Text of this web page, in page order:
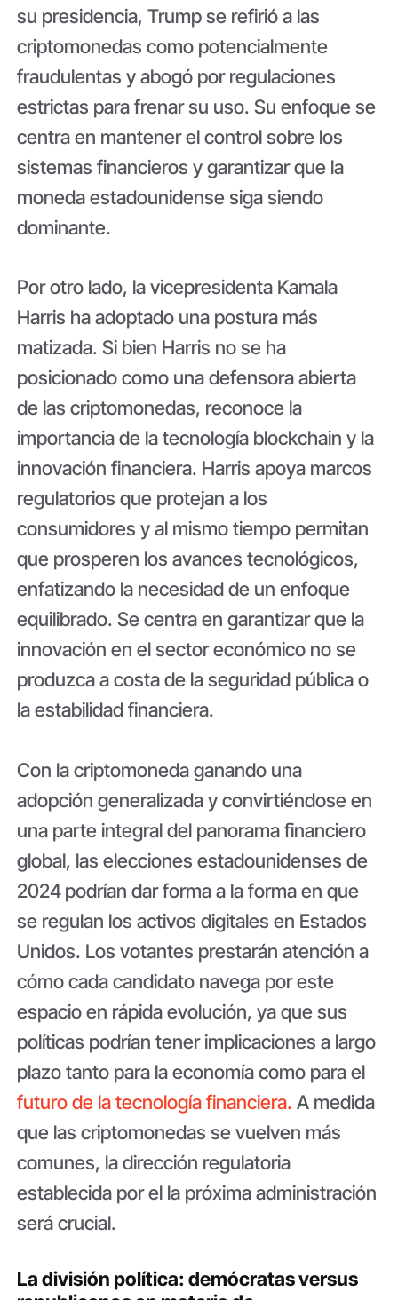
su presidencia, Trump se refirió a las
criptomonedas como potencialmente
fraudulentas y abogó por regulaciones
estrictas para frenar su uso. Su enfoque se
centra en mantener el control sobre los
sistemas financieros y garantizar que la
moneda estadounidense siga siendo
dominante.
Por otro lado, la vicepresidenta Kamala
Harris ha adoptado una postura más
matizada. Si bien Harris no se ha
posicionado como una defensora abierta
de las criptomonedas, reconoce la
importancia de la tecnología blockchain y la
innovación financiera. Harris apoya marcos
regulatorios que protejan a los
consumidores y al mismo tiempo permitan
que prosperen los avances tecnológicos,
enfatizando la necesidad de un enfoque
equilibrado. Se centra en garantizar que la
innovación en el sector económico no se
produzca a costa de la seguridad pública o
la estabilidad financiera.
Con la criptomoneda ganando una
adopción generalizada y convirtiéndose en
una parte integral del panorama financiero
global, las elecciones estadounidenses de
2024podrían dar forma a la forma en que
se regulan los activos digitales en Estados
Unidos. Los votantes prestarán atención a
cómo cada candidato navega por este
espacio en rápida evolución, ya que sus
políticas podrían tener implicaciones a largo
plazo tanto para la economía como para el
futuro de la tecnología financiera. A medida
que las criptomonedas se vuelven más
comunes, la dirección regulatoria
establecida por el la próxima administración
será crucial.
La división política: demócratas versus